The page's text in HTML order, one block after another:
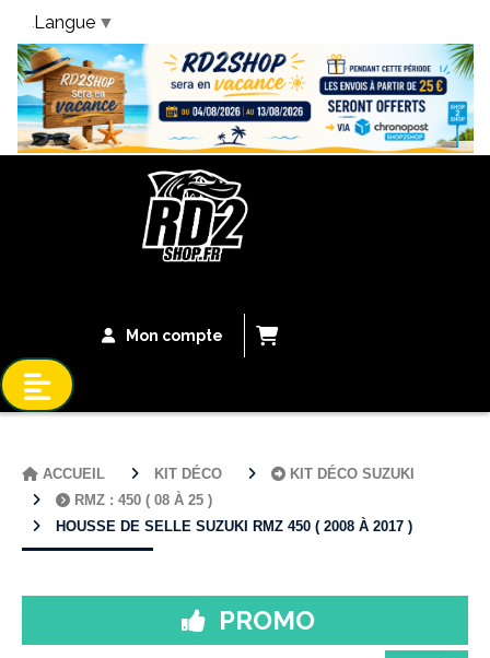
Bandeau Vacances
Mon compte
ACCUEIL KIT DÉCO
KIT DÉCO SUZUKI
RMZ : 450 ( 08 À 25 )
HOUSSE DE SELLE SUZUKI RMZ 450 ( 2008 À 2017 )
PROMO
Langue ▼